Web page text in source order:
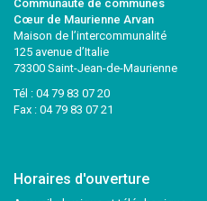
Communauté de communes
Cœur de Maurienne Arvan
Maison de l’intercommunalité
125 avenue d’Italie
73300 Saint-Jean-de-Maurienne
Tél : 04 79 83 07 20
Fax : 04 79 83 07 21
Horaires d'ouverture